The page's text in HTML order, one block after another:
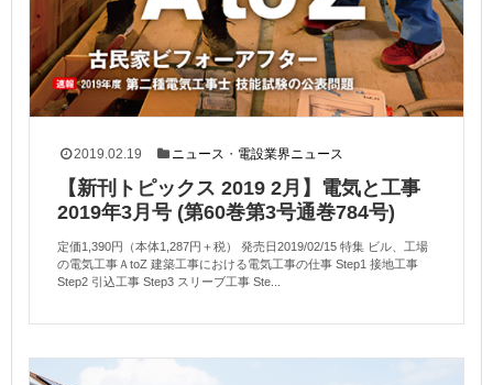
2019.02.19 ニュース ・ 電設業界ニュース
【新刊トピックス 2019 2月】電気と工事
2019年3月号 (第60巻第3号通巻784号)
定価1,390円（本体1,287円＋税） 発売日2019/02/15 特集 ビル、工場
の電気工事ＡtoZ 建築工事における電気工事の仕事 Step1 接地工事
Step2 引込工事 Step3 スリーブ工事 Ste...